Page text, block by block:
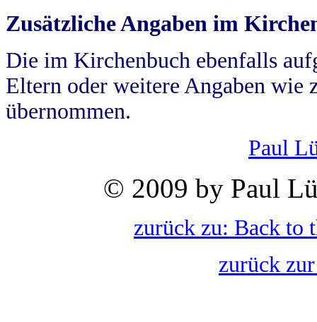
Zusätzliche Angaben im
Die im Kirchenbuch ebenfalls
Eltern oder weitere Angaben wie
übernommen.
Paul
© 2009 by Paul
zurück zu: Back to
zurück